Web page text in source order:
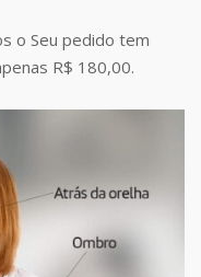
o Seu pedido tem
R$ 180,00.